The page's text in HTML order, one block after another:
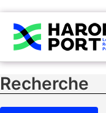
Recherche